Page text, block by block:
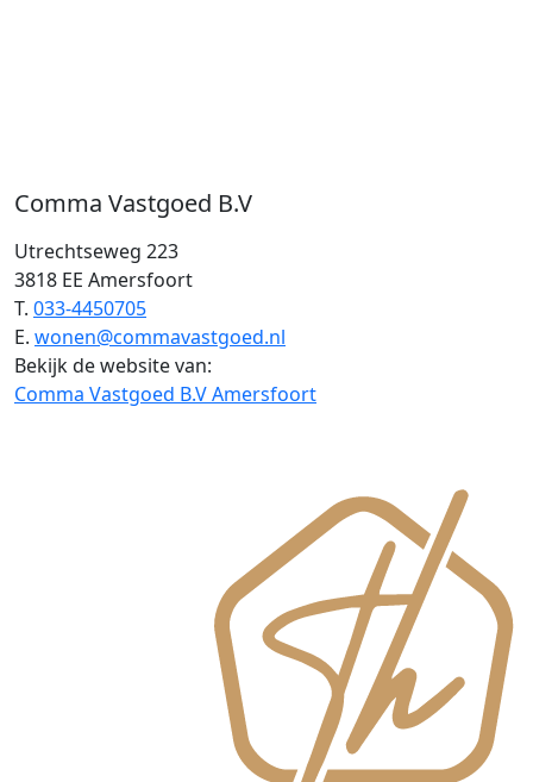
Comma Vastgoed B.V
Utrechtseweg 223
3818 EE Amersfoort
T. 033-4450705
E. wonen@commavastgoed.nl
Bekijk de website van:
Comma Vastgoed B.V Amersfoort